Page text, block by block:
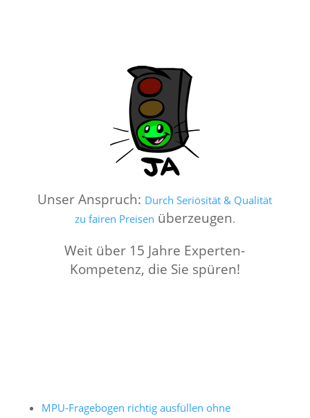
Unser Anspruch: Durch Seriösität & Qualität
zu fairen Preisen überzeugen.
Weit über 15 Jahre Experten-
Kompetenz, die Sie spüren!
MPU-Fragebogen richtig ausfüllen ohne